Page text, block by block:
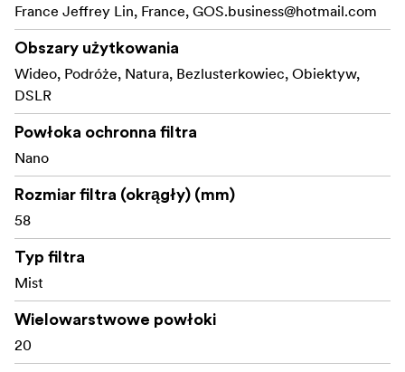
France Jeffrey Lin, France, GOS.business@hotmail.com
Obszary użytkowania
Wideo, Podróże, Natura, Bezlusterkowiec, Obiektyw,
DSLR
Powłoka ochronna filtra
Nano
Rozmiar filtra (okrągły) (mm)
58
Typ filtra
Mist
Wielowarstwowe powłoki
20